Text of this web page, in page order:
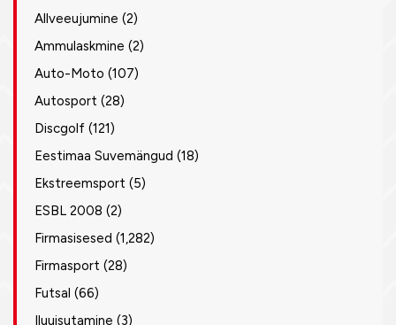
Allveeujumine (2)
Ammulaskmine (2)
Auto-Moto (107)
Autosport (28)
Discgolf (121)
Eestimaa Suvemängud (18)
Ekstreemsport (5)
ESBL 2008 (2)
Firmasisesed (1,282)
Firmasport (28)
Futsal (66)
Iluuisutamine (3)